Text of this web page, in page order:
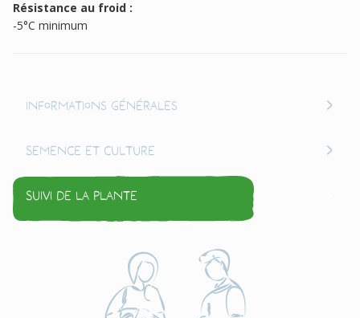
Résistance au froid :
-5°C minimum
Informations générales
Semence et culture
Suivi de la plante